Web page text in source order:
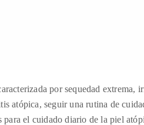
por sequedad extrema,
atópica, seguir una rutina de
para el cuidado diario de la piel